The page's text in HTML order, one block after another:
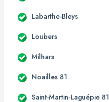
Labarthe-Bleys
Loubers
Milhars
Noailles 81
Saint-Martin-Laguépie 81